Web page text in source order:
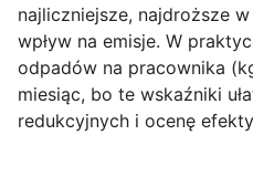
najliczniejsze, najdroższe
wpływ na emisje. W
odpadów na pracownika
miesiąc, bo te wskaźniki
redukcyjnych i ocenę